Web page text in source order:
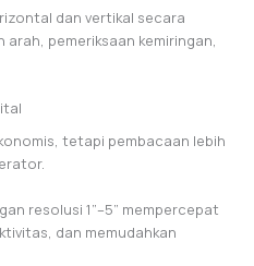
dan vertikal secara
pemeriksaan kemiringan,
tetapi pembacaan lebih
resolusi 1”–5” mempercepat
dan memudahkan